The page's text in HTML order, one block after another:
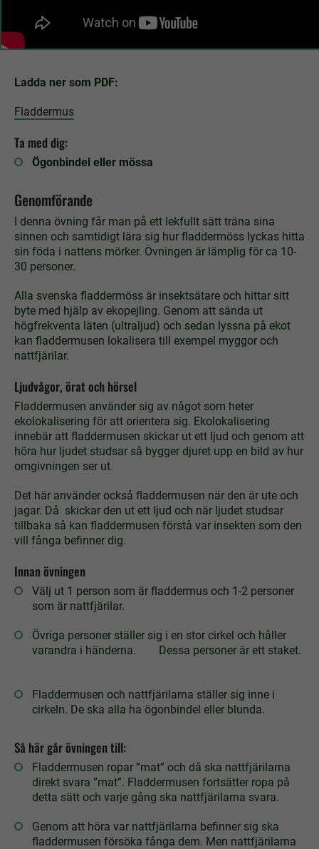
Ladda ner som PDF:
Fladdermus
Ta med dig:
Ögonbindel eller mössa
Genomförande
I denna övning får man på ett lekfullt sätt träna sina
sinnen och samtidigt lära sig hur fladdermöss lyckas hitta
sin föda i nattens mörker. Övningen är lämplig för ca 10-
30 personer.
Alla svenska fladdermöss är insektsätare och hittar sitt
byte med hjälp av ekopejling. Genom att sända ut
högfrekventa läten (ultraljud) och sedan lyssna på ekot
kan fladdermusen lokalisera till exempel myggor och
nattfjärilar.
Ljudvågor, örat och hörsel
Fladdermusen använder sig av något som heter
ekolokalisering för att orientera sig. Ekolokalisering
innebär att fladdermusen skickar ut ett ljud och genom att
höra hur ljudet studsar så bygger djuret upp en bild av hur
omgivningen ser ut.
Det här använder också fladdermusen när den är ute och
jagar. Då skickar den ut ett ljud och när ljudet studsar
tillbaka så kan fladdermusen förstå var insekten som den
vill fånga befinner dig.
Innan övningen
Välj ut 1 person som är fladdermus och 1-2 personer
som är nattfjärilar.
Övriga personer ställer sig i en stor cirkel och håller
varandra i händerna. Dessa personer är ett staket.
Fladdermusen och nattfjärilarna ställer sig inne i
cirkeln. De ska alla ha ögonbindel eller blunda.
Så här går övningen till:
Fladdermusen ropar ”mat” och då ska nattfjärilarna
direkt svara ”mat”. Fladdermusen fortsätter ropa på
detta sätt och varje gång ska nattfjärilarna svara.
Genom att höra var nattfjärilarna befinner sig ska
fladdermusen försöka fånga dem. Men nattfjärilarna